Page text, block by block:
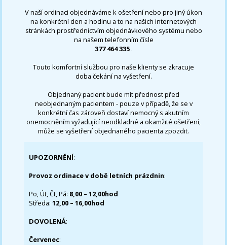
V naší ordinaci objednáváme k ošetření nebo pro jiný úkon
na konkrétní den a hodinu a to na našich internetových
stránkách prostřednictvím objednávkového systému nebo
na našem telefonním čísle
377 464 335 .
Touto komfortní službou pro naše klienty se zkracuje
doba čekání na vyšetření.
Objednaný pacient bude mít přednost před
neobjednaným pacientem - pouze v případě, že se v
konkrétní čas zároveň dostaví nemocný s akutním
onemocněním vyžadující neodkladné a okamžité ošetření,
může se vyšetření objednaného pacienta zpozdit.
UPOZORNĚNÍ:
Provoz ordinace v době letních prázdnin:
Po, Út, Čt, Pá: 8,00 – 12,00hod
Středa:12,00 – 16,00hod
DOVOLENÁ:
Červenec: